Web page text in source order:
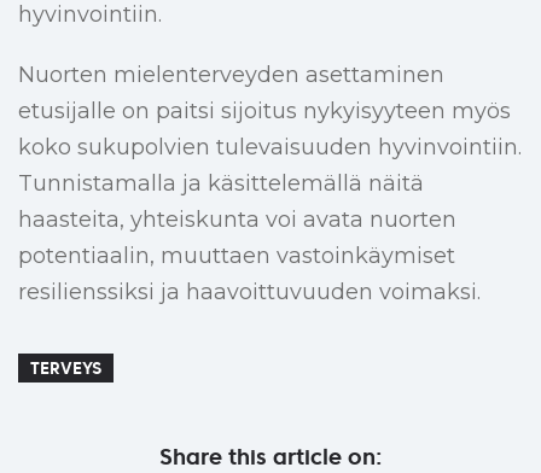
hyvinvointiin.
Nuorten mielenterveyden asettaminen
etusijalle on paitsi sijoitus nykyisyyteen myös
koko sukupolvien tulevaisuuden hyvinvointiin.
Tunnistamalla ja käsittelemällä näitä
haasteita, yhteiskunta voi avata nuorten
potentiaalin, muuttaen vastoinkäymiset
resilienssiksi ja haavoittuvuuden voimaksi.
TERVEYS
Share this article on: